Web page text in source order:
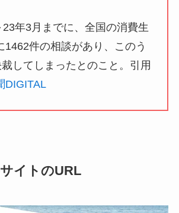
年3月までに、全国の消費生
1462件の相談があり、このう
してしまったとのこと。引用
DIGITAL
イトのURL